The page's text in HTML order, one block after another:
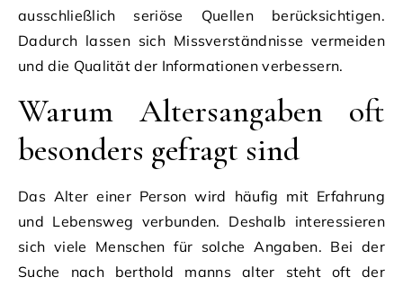
ausschließlich seriöse Quellen berücksichtigen.
Dadurch lassen sich Missverständnisse vermeiden
und die Qualität der Informationen verbessern.
Warum Altersangaben oft
besonders gefragt sind
Das Alter einer Person wird häufig mit Erfahrung
und Lebensweg verbunden. Deshalb interessieren
sich viele Menschen für solche Angaben. Bei der
Suche nach berthold manns alter steht oft der